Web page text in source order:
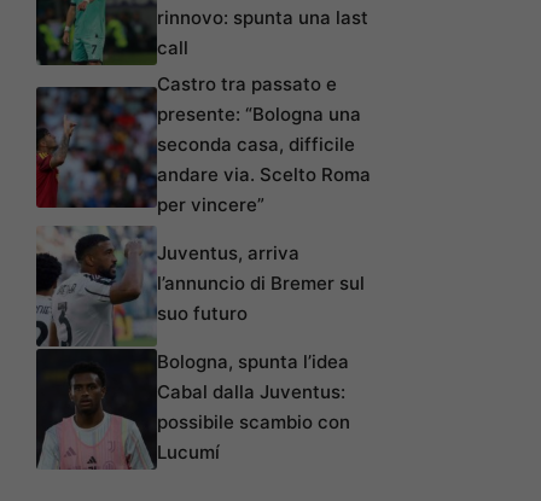
rinnovo: spunta una last
call
Castro tra passato e
presente: “Bologna una
seconda casa, difficile
andare via. Scelto Roma
per vincere”
Juventus, arriva
l’annuncio di Bremer sul
suo futuro
Bologna, spunta l’idea
Cabal dalla Juventus:
possibile scambio con
Lucumí